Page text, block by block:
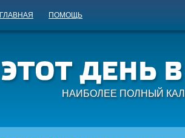
ГЛАВНАЯ ПОМОЩЬ
НАИБОЛЕЕ ПОЛНЫЙ